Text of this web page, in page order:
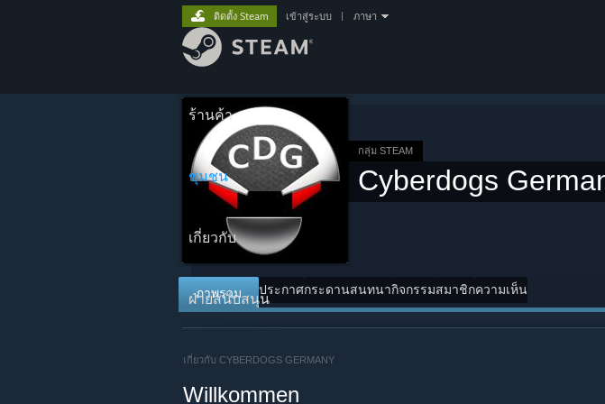
ร้านค้า
ชุมชน
เกี่ยวกับ
ฝ่ายสนับสนุน
ติดตั้ง Steam เข้าสู่ระบบ ภาษา
กลุ่ม STEAM
Cyberdogs
ภาพรวม ประกาศกระดานสนทนากิจกรรมสมาชิกความเห็น
เกี่ยวกับ CYBERDOGS GERMANY
Willkommen